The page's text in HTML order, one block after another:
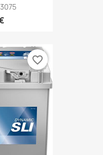
favorite_border